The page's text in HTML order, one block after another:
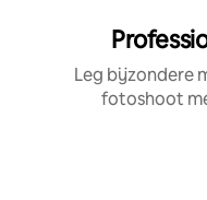
Leg bijzondere
fotoshoot